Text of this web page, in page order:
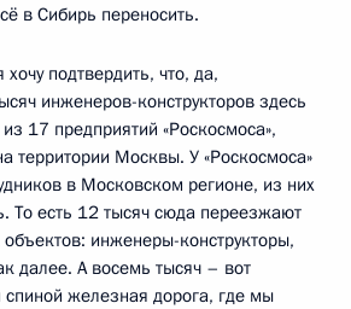
в Сибирь переносить.
хочу подтвердить, что, да,
инженеров-конструкторов здесь
из 17 предприятий «Роскосмоса»,
территории Москвы. У «Роскосмоса»
в Московском регионе, из них
То есть 12 тысяч сюда переезжают
объектов: инженеры-конструкторы,
далее. А восемь тысяч – вот
железная дорога, где мы